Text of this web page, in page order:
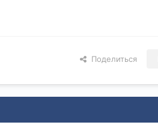
Поделиться